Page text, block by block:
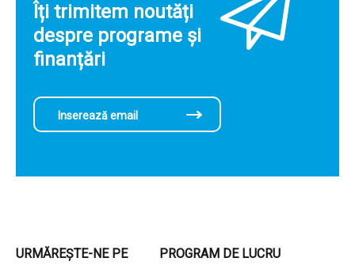
Îți trimitem noutăți
despre programe și
finanțări
URMĂREȘTE-NE PE PROGRAM DE LUCRU